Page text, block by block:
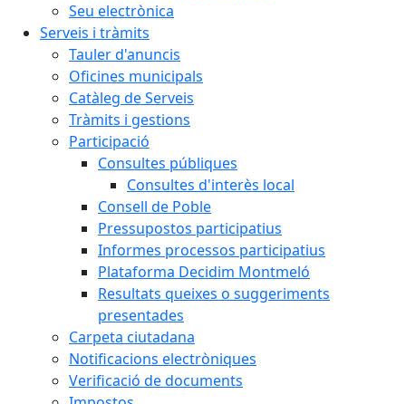
Seu electrònica
Serveis i tràmits
Tauler d'anuncis
Oficines municipals
Catàleg de Serveis
Tràmits i gestions
Participació
Consultes públiques
Consultes d'interès local
Consell de Poble
Pressupostos participatius
Informes processos participatius
Plataforma Decidim Montmeló
Resultats queixes o suggeriments
presentades
Carpeta ciutadana
Notificacions electròniques
Verificació de documents